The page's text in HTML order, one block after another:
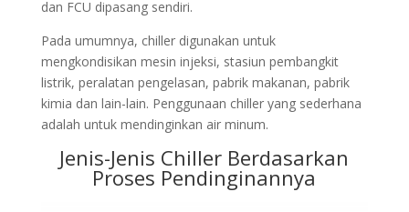
dan FCU dipasang sendiri.
Pada umumnya, chiller digunakan untuk
mengkondisikan mesin injeksi, stasiun pembangkit
listrik, peralatan pengelasan, pabrik makanan, pabrik
kimia dan lain-lain. Penggunaan chiller yang sederhana
adalah untuk mendinginkan air minum.
Jenis-Jenis Chiller Berdasarkan
Proses Pendinginannya